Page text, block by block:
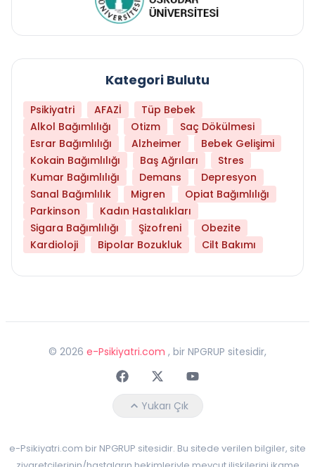
Kategori Bulutu
Psikiyatri AFAZİ
Tüp Bebek
Alkol Bağımlılığı
Otizm
Saç Dökülmesi
Esrar Bağımlılığı
Alzheimer
Bebek Gelişimi
Kokain Bağımlılığı
Baş Ağrıları
Stres
Kumar Bağımlılığı
Demans
Depresyon
Sanal Bağımlılık
Migren
Opiat Bağımlılığı
Parkinson
Kadın Hastalıkları
Sigara Bağımlılığı
Şizofreni
Obezite
Kardioloji
Bipolar Bozukluk Cilt Bakımı
© 2026 e-Psikiyatri.com , bir NPGRUP sitesidir,
FaceebokTwitterYoutube
Yukarı Çık
e-Psikiyatri.com bir NPGRUP sitesidir. Bu sitede verilen bilgiler, site